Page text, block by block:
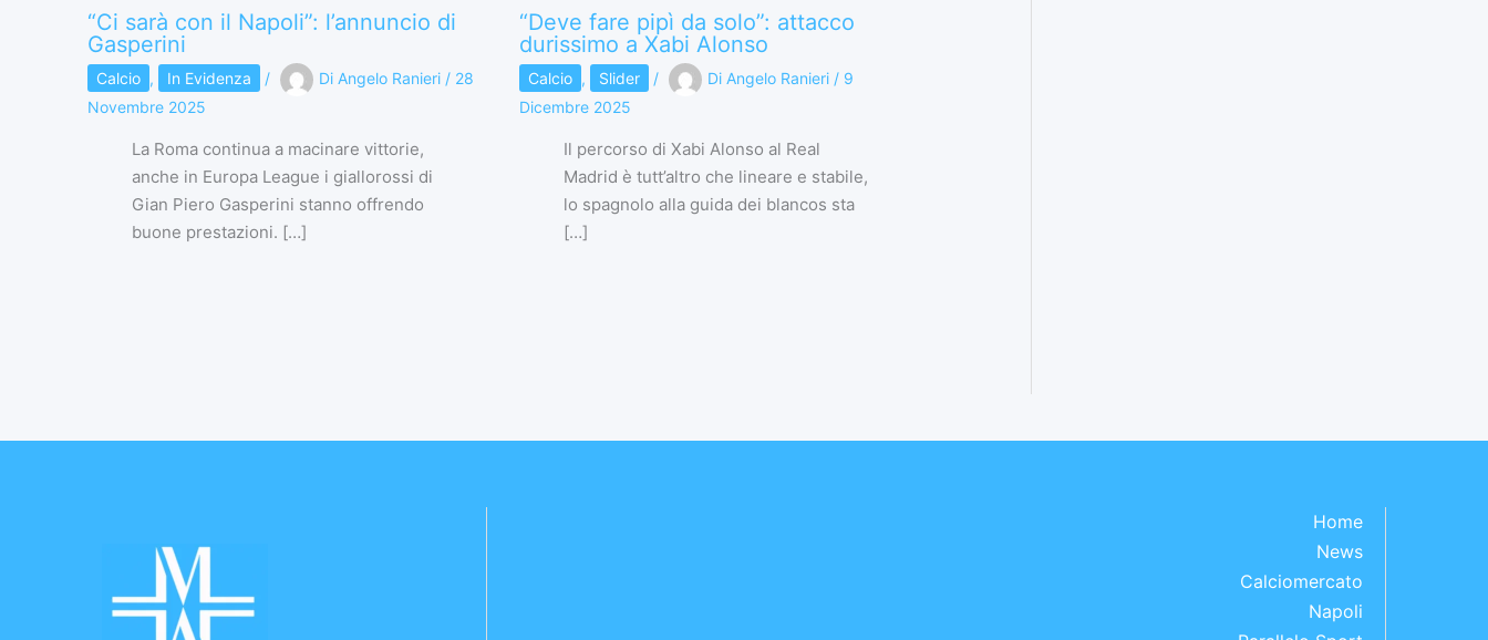
“Ci sarà con il Napoli”: l’annuncio di
Gasperini
Calcio , In Evidenza / Di Angelo Ranieri / 28
Novembre 2025
La Roma continua a macinare vittorie,
anche in Europa League i giallorossi di
Gian Piero Gasperini stanno offrendo
buone prestazioni. […]
“Deve fare pipì da solo”: attacco
durissimo a Xabi Alonso
Calcio , Slider / Di Angelo Ranieri / 9
Dicembre 2025
Il percorso di Xabi Alonso al Real
Madrid è tutt’altro che lineare e stabile,
lo spagnolo alla guida dei blancos sta
[…]
Home
News
Calciomercato
Napoli